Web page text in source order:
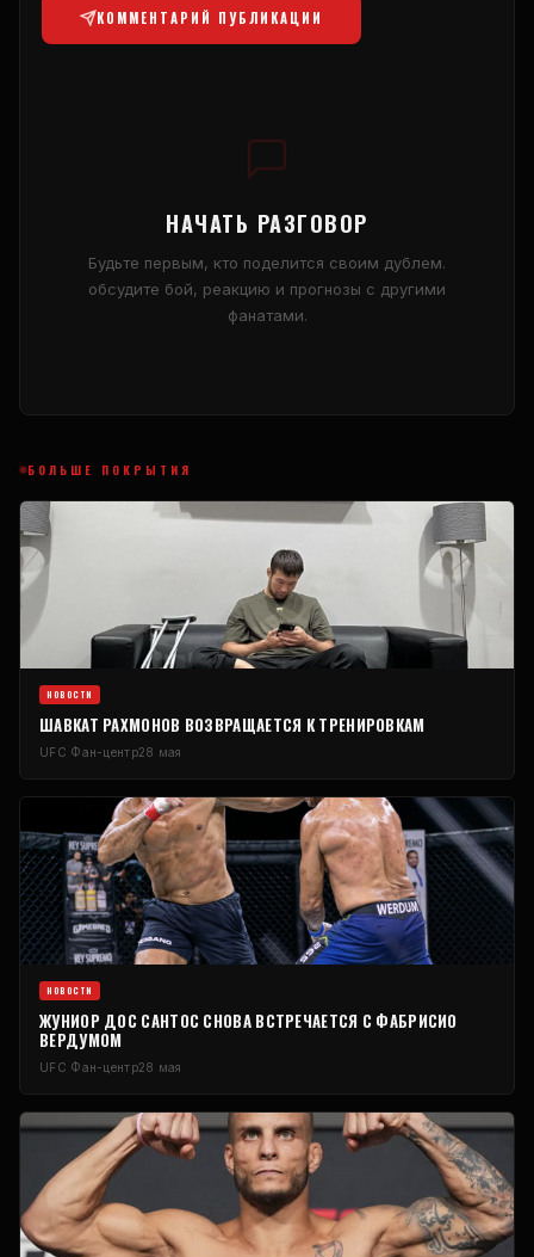
КОММЕНТАРИЙ ПУБЛИКАЦИИ
НАЧАТЬ РАЗГОВОР
Будьте первым, кто поделится своим дублем.
обсудите бой, реакцию и прогнозы с другими
фанатами.
БОЛЬШЕ ПОКРЫТИЯ
НОВОСТИ
ШАВКАТ РАХМОНОВ ВОЗВРАЩАЕТСЯ К ТРЕНИРОВКАМ
UFC Фан-центр28 мая
НОВОСТИ
ЖУНИОР ДОС САНТОС СНОВА ВСТРЕЧАЕТСЯ С ФАБРИСИО
ВЕРДУМОМ
UFC Фан-центр28 мая